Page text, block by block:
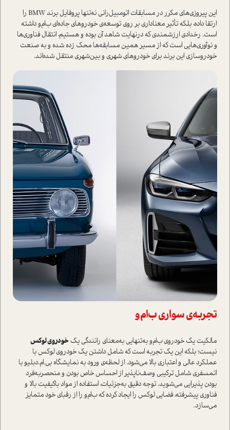
این پیروزی‌های مکرر در مسابقات اتومبیل‌رانی نه‌تنها پروفایل برند BMW را
ارتقا داده، بلکه تأثیر معناداری بر روی توسعه‌ی خودروهای جاده‌ای ب‌ام‌و داشته
ا‌ست. رخدادی ارزشمندی که در‌نهایت شاهد آن بوده و هستیم، انتقال فناوری‌ها
و نوآوری‌هایی ا‌ست که از مسیر همین مسابقه‌ها محک زده شده و به صنعت
خودروسازی این برند برای خودروهای شهری و بین‌شهری منتقل شده‌اند.
تجربه‌ی سواری ب‌ام‌و
مالکیت یک خودروی ب‌ام‌و به‌تنهایی به‌معنای رانندگی یک خودروی لوکس
نیست؛ بلکه این یک تجربه ا‌ست که شامل داشتن یک خودروی لوکس با
عملکرد عالی و اعتباری بالا می‌شود. از لحظه‌ی ورود به نمایشگاه بی.‌ام.دبلیو با
اتمسفری شامل ترکیبی وصف‌ناپذیر از احساس خاص بودن و منحصربه‌فرد
بودن پذیرایی می‌شوید. توجه دقیق به‌جزئیات، ا‌ستفاده از مواد با‌کیفیت بالا و
فناوری پیشرفته، فضایی لوکس را ایجاد کرده که ب‌ام‌و را از رقبای خود متمایز
می‌سازد.